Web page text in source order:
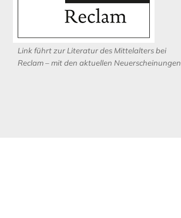
Link führt zur Literatur des Mittelalters bei
Reclam – mit den aktuellen Neuerscheinungen